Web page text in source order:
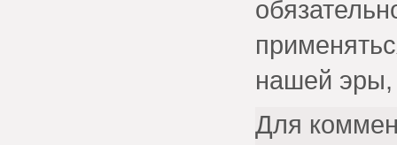
нашей эры,
Для